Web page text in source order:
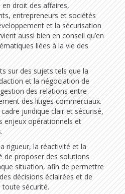
en droit des affaires,
entrepreneurs et sociétés
et la sécurisation
aussi bien en conseil qu’en
liées à la vie des
sur des sujets tels que la
et la négociation de
des relations entre
des litiges commerciaux.
juridique clair et sécurisé,
enjeux opérationnels et
rigueur, la réactivité et la
de proposer des solutions
situation, afin de permettre
décisions éclairées et de
toute sécurité.